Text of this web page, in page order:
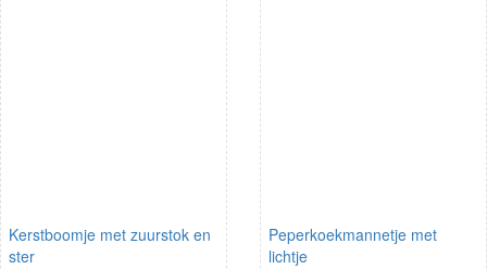
Kerstboomje met zuurstok en
ster
Peperkoekmannetje met
lichtje